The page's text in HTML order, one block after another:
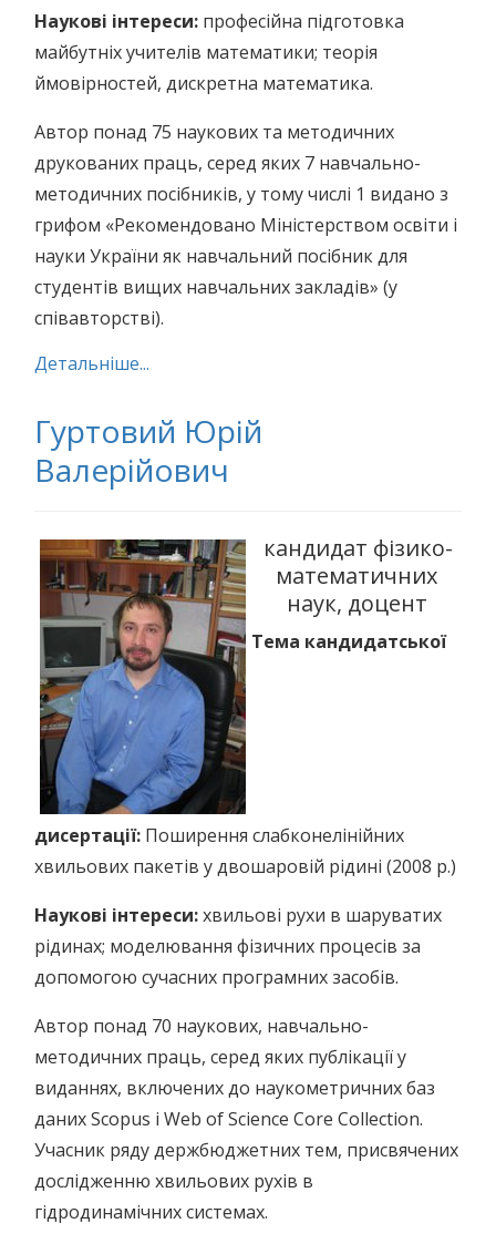
Наукові інтереси: професійна підготовка
майбутніх учителів математики; теорія
ймовірностей, дискретна математика.
Автор понад 75 наукових та методичних
друкованих праць, серед яких 7 навчально-
методичних посібників, у тому числі 1 видано з
грифом «Рекомендовано Міністерством освіти і
науки України як навчальний посібник для
студентів вищих навчальних закладів» (у
співавторстві).
Детальніше...
Гуртовий Юрій
Валерійович
кандидат фізико-
математичних
наук, доцент
Тема кандидатської
дисертації: Поширення слабконелінійних
хвильових пакетів у двошаровій рідині (2008 р.)
Наукові інтереси:хвильові рухи в шаруватих
рідинах; моделювання фізичних процесів за
допомогою сучасних програмних засобів.
Автор понад 70 наукових, навчально-
методичних праць, серед яких публікації у
виданнях, включених до наукометричних баз
даних Scopus і Web of Science Core Collection.
Учасник ряду держбюджетних тем, присвячених
дослідженню хвильових рухів в
гідродинамічних системах.